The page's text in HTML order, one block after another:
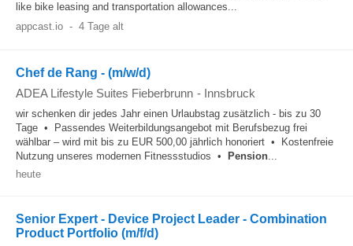
like bike leasing and transportation allowances...
appcast.io - 4 Tage alt
Chef de Rang - (m/w/d)
ADEA Lifestyle Suites Fieberbrunn - Innsbruck
wir schenken dir jedes Jahr einen Urlaubstag zusätzlich - bis zu 30
Tage • Passendes Weiterbildungsangebot mit Berufsbezug frei
wählbar – wird mit bis zu EUR 500,00 jährlich honoriert • Kostenfreie
Nutzung unseres modernen Fitnessstudios •
Pension...
heute
Senior Expert - Device Project Leader - Combination
Product Portfolio (m/f/d)